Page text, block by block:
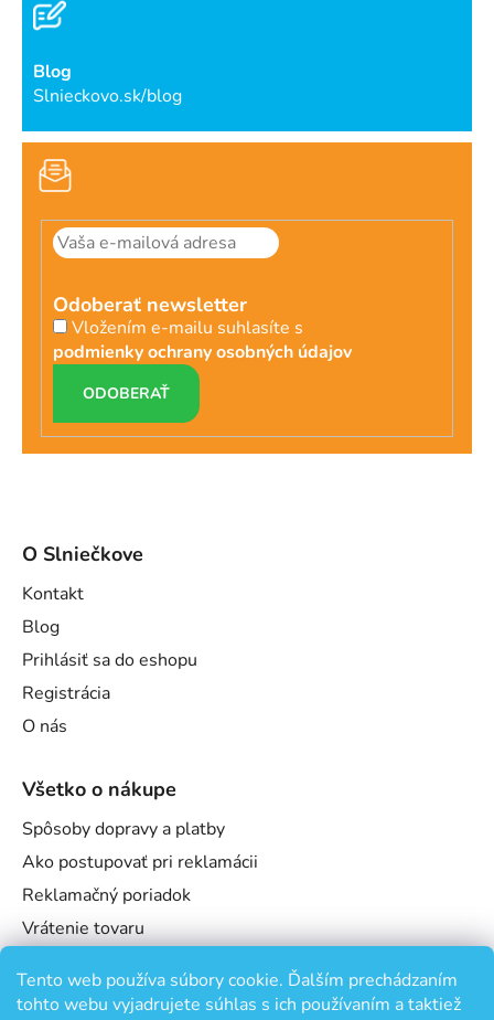
Tento web používa súbory cookie. Ďalším prechádzaním
tohto webu vyjadrujete súhlas s ich používaním a taktiež
Blog
Slnieckovo.sk/blog
Odoberať newsletter
Vložením e-mailu suhlasíte s
podmienky ochrany osobných údajov
PRIHLÁSIŤ
SA
O Slniečkove
Kontakt
Blog
Prihlásiť sa do eshopu
Registrácia
O nás
Všetko o nákupe
Spôsoby dopravy a platby
Ako postupovať pri reklamácii
Reklamačný poriadok
Vrátenie tovaru
Podmienky ochrany osobných údajov